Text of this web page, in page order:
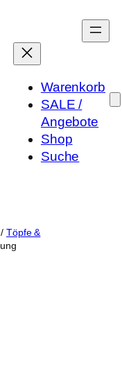
Warenkorb
SALE /
Angebote
Shop
Suche
/Töpfe &